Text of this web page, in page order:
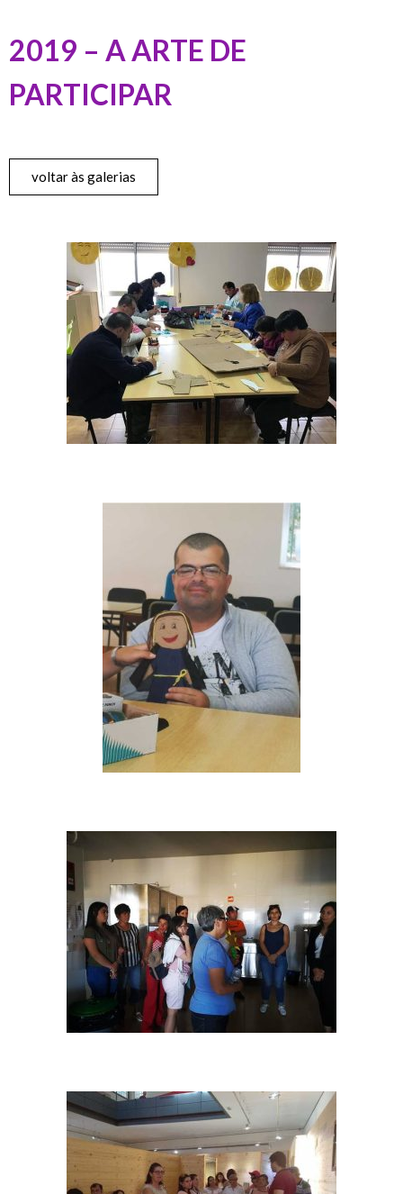
2019 – A ARTE DE
PARTICIPAR
voltar às galerias